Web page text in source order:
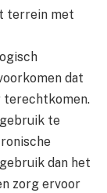
terrein met
dat
terechtkomen.
te
dan het
zorg ervoor